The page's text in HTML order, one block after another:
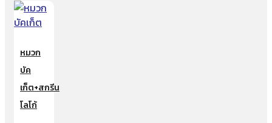
หมวก
บัค
เก็ต+สกรีน
โลโก้